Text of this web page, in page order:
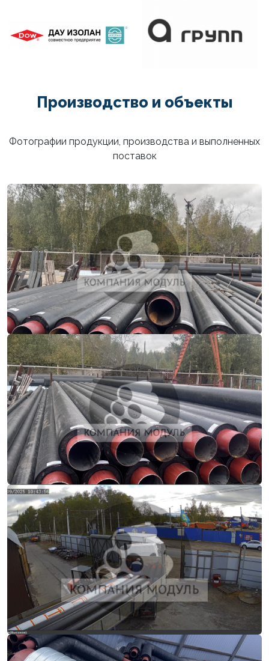
Производство и объекты
Фотографии продукции, производства и выполненных
поставок